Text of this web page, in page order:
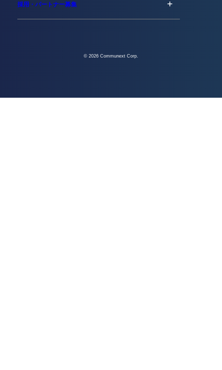
採用・パートナー募集
© 2026 Communext Corp.